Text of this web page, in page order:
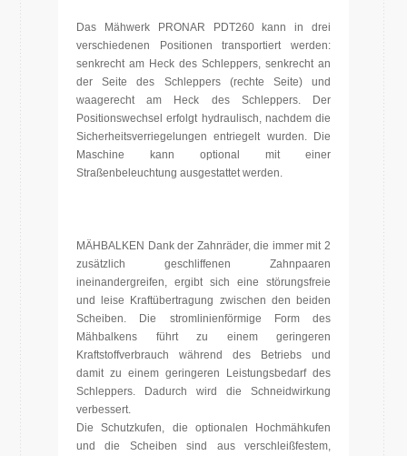
Das Mähwerk PRONAR PDT260 kann in drei
verschiedenen Positionen transportiert werden:
senkrecht am Heck des Schleppers, senkrecht an
der Seite des Schleppers (rechte Seite) und
waagerecht am Heck des Schleppers. Der
Positionswechsel erfolgt hydraulisch, nachdem die
Sicherheitsverriegelungen entriegelt wurden. Die
Maschine kann optional mit einer
Straßenbeleuchtung ausgestattet werden.
MÄHBALKEN Dank der Zahnräder, die immer mit 2
zusätzlich geschliffenen Zahnpaaren
ineinandergreifen, ergibt sich eine störungsfreie
und leise Kraftübertragung zwischen den beiden
Scheiben. Die stromlinienförmige Form des
Mähbalkens führt zu einem geringeren
Kraftstoffverbrauch während des Betriebs und
damit zu einem geringeren Leistungsbedarf des
Schleppers. Dadurch wird die Schneidwirkung
verbessert.
Die Schutzkufen, die optionalen Hochmähkufen
und die Scheiben sind aus verschleißfestem,